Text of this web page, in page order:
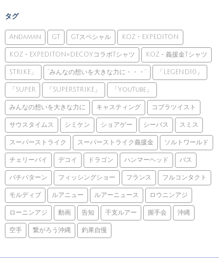
タグ
Andaman GT GTスペシャル KOZ・EXPEDITON
KOZ・EXPEDITON×DECOYコラボTシャツ KOZ・義援金Tシャツ
STRIKE」 ”みんなの想いを大きな力に・・・” 「LEGEND10」
「SUPER 「SUPERSTRIKE」 「YouTube」
みんなの想いを大きな力に キャスティング コブラツイスト
サウスタイムス シミケン ショアゲー シーバス スミス
スーパーストライク スーパーストライク義援金 ソルトワールド
チェリーパイ デコイ ドラゴン ハンマーヘッド バス
バチパターン フィッシングショー フランス フルコンタクト
モルディブ ルアニュー ルアーニュース ロウニンアジ
ローニンアジ 動画 告知 干支ルアー 握手会 沖縄
空手 繋がろう沖縄 釣果自慢